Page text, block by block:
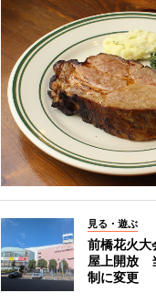
見る・遊ぶ
前橋花火大
屋上開放
制に変更